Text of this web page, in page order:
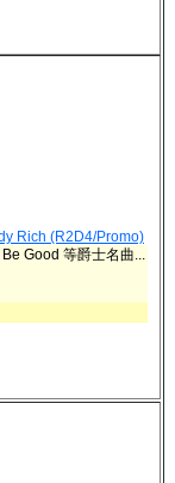
Rich (R2D4/Promo)
Good 等爵士名曲...